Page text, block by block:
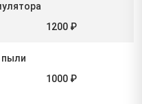
1200 ₽
пыли
1000 ₽